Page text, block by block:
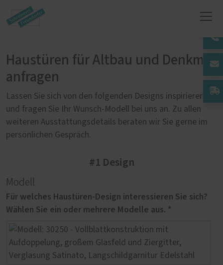
Haustüren für Altbau und Denkmal
anfragen
Lassen Sie sich von den folgenden Designs inspirieren
und fragen Sie Ihr Wunsch-Modell bei uns an. Zu allen
weiteren Ausstattungsdetails beraten wir Sie gerne im
persönlichen Gespräch.
#1 Design
Modell
Für welches Haustüren-Design interessieren Sie sich?
Wählen Sie ein oder mehrere Modelle aus. *